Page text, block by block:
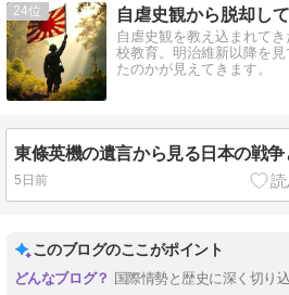
24 自虐史観から脱却し
自虐史観を教え込まれて
校教育。明治維新以降を
たのかが見えてきます。
5日前
このブログのここがポイント
国際情勢と歴史に深く切り